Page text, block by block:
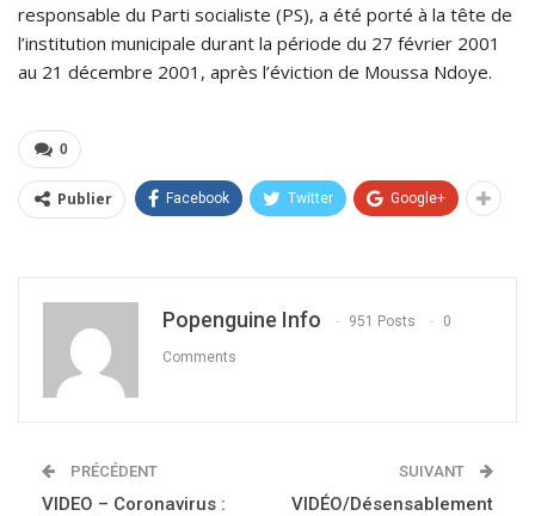
responsable du Parti socialiste (PS), a été porté à la tête de
l’institution municipale durant la période du 27 février 2001
au 21 décembre 2001, après l’éviction de Moussa Ndoye.
0
Publier Facebook Twitter Google+
Popenguine Info 951 Posts 0
Comments
PRÉCÉDENT
VIDEO – Coronavirus :
SUIVANT
VIDÉO/Désensablement